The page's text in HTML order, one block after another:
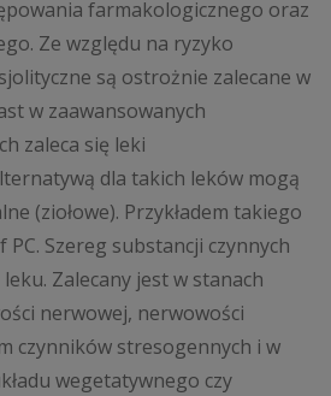
farmakologicznego oraz
Ze względu na ryzyko
są ostrożnie zalecane w
w zaawansowanych
zaleca się leki
dla takich leków mogą
(ziołowe). Przykładem takiego
Szereg substancji czynnych
Zalecany jest w stanach
nerwowej, nerwowości
czynników stresogennych i w
wegetatywnego czy